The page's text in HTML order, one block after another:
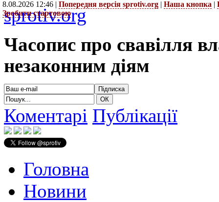
8.08.2026 12:46 | Попередня версія sprotiv.org | Наша кнопка |
Зробити стартовою
sprotiv.org
Часопис про свавілля
незаконним діям
Коментарі Публікації
Головна
Новини